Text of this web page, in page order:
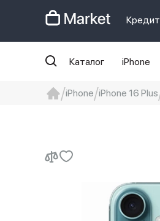
Кредит
Каталог iPhone
iPhone iPhone 16 Plus